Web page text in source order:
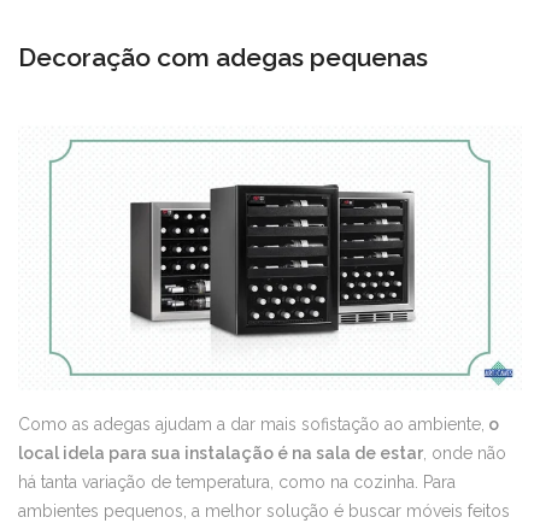
Decoração com adegas pequenas
Como as adegas ajudam a dar mais sofistação ao ambiente, o
local idela para sua instalação é na sala de estar , onde não
há tanta variação de temperatura, como na cozinha. Para
ambientes pequenos, a melhor solução é buscar móveis feitos